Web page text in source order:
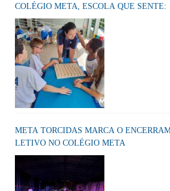
COLÉGIO META, ESCOLA QUE SENTE:
META TORCIDAS MARCA O
LETIVO NO COLÉGIO META